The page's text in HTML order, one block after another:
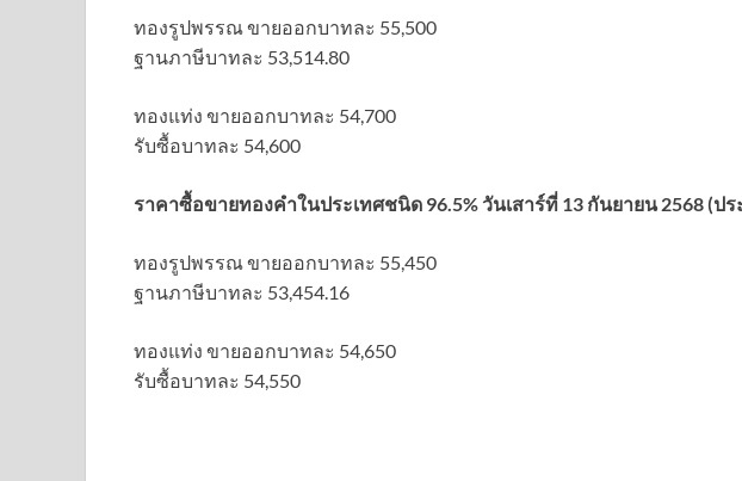
ทองรูปพรรณ ขายออกบาทละ 55,500
ฐานภาษีบาทละ 53,514.80
ทองแท่ง ขายออกบาทละ 54,700
รับซื้อบาทละ 54,600
ราคาซื้อขายทองคําในประเทศชนิด 96.5% วันเสาร์ที่ 13 กันยายน 2568 (ปร
ทองรูปพรรณ ขายออกบาทละ 55,450
ฐานภาษีบาทละ 53,454.16
ทองแท่ง ขายออกบาทละ 54,650
รับซื้อบาทละ 54,550